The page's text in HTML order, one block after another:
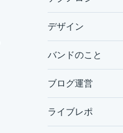
デザイン
バンドのこと
ブログ運営
ライブレポ